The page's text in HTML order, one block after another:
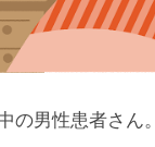
の男性患者さん。